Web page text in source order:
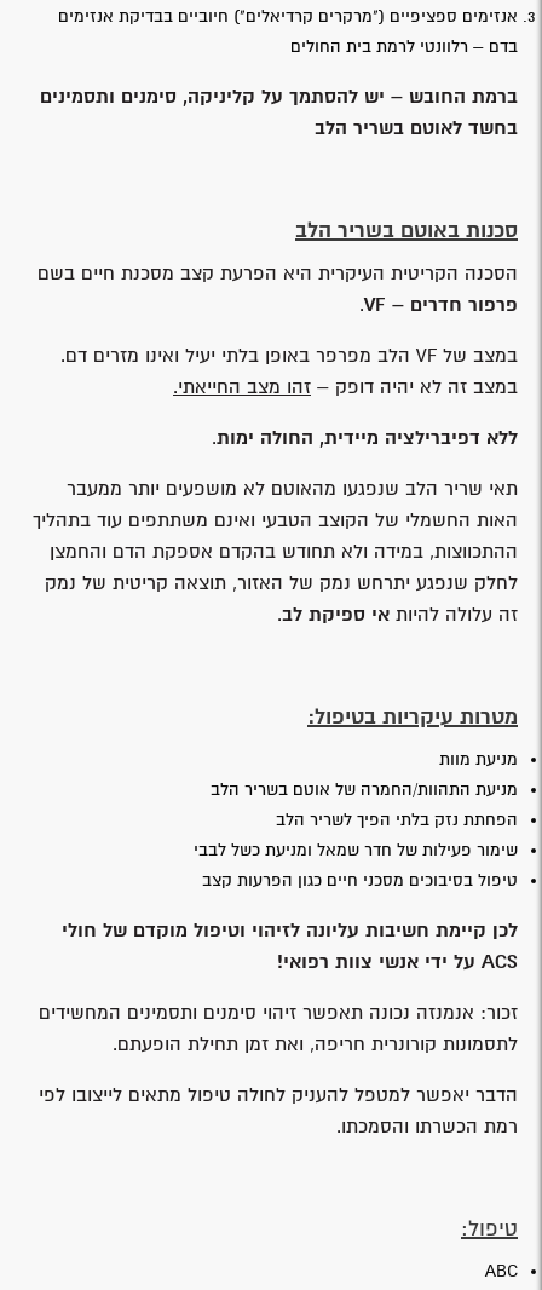
אנזימים ספציפיים ("מרקרים קרדיאלים") חיוביים בבדיקת אנזימים
בדם – רלוונטי לרמת בית החולים
ברמת החובש – יש להסתמך על קליניקה, סימנים ותסמינים
בחשד לאוטם בשריר הלב
סכנות באוטם בשריר הלב
הסכנה הקריטית העיקרית היא הפרעת קצב מסכנת חיים בשם
פרפור חדרים – VF
.
במצב של VF הלב מפרפר באופן בלתי יעיל ואינו מזרים דם.
במצב זה לא יהיה דופק – זהו מצב החייאתי.
ללא דפיברילציה מיידית, החולה ימות.
תאי שריר הלב שנפגעו מהאוטם לא מושפעים יותר ממעבר
האות החשמלי של הקוצב הטבעי ואינם משתתפים עוד בתהליך
ההתכווצות, במידה ולא תחודש בהקדם אספקת הדם והחמצן
לחלק שנפגע יתרחש נמק של האזור, תוצאה קריטית של נמק
זה עלולה להיות אי ספיקת לב.
מטרות עיקריות בטיפול:
מניעת מוות
מניעת התהוות/החמרה של אוטם בשריר הלב
הפחתת נזק בלתי הפיך לשריר הלב
שימור פעילות של חדר שמאל ומניעת כשל לבבי
טיפול בסיבוכים מסכני חיים כגון הפרעות קצב
לכן קיימת חשיבות עליונה לזיהוי וטיפול מוקדם של חולי
ACS על ידי אנשי צוות רפואי!
זכור: אנמנזה נכונה תאפשר זיהוי סימנים ותסמינים המחשידים
לתסמונות קורונרית חריפה, ואת זמן תחילת הופעתם.
הדבר יאפשר למטפל להעניק לחולה טיפול מתאים לייצובו לפי
רמת הכשרתו והסמכתו.
טיפול:
ABC